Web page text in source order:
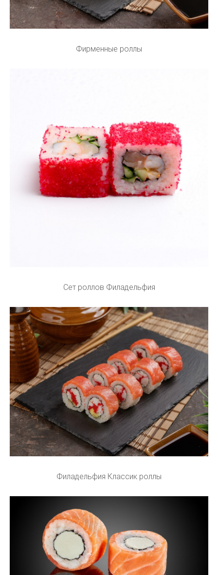
Фирменные роллы
Сет роллов Филадельфия
Филадельфия Классик роллы